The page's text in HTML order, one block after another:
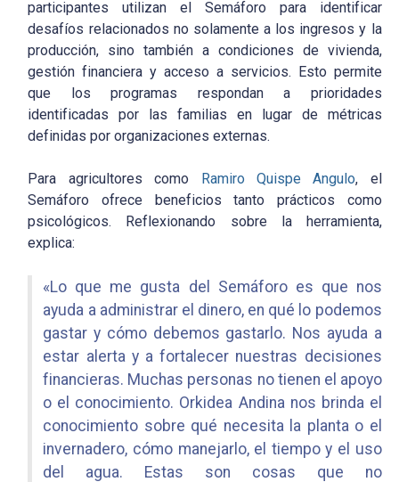
participantes utilizan el Semáforo para identificar
desafíos relacionados no solamente a los ingresos y la
producción, sino también a condiciones de vivienda,
gestión financiera y acceso a servicios. Esto permite
que los programas respondan a prioridades
identificadas por las familias en lugar de métricas
definidas por organizaciones externas.
Para agricultores como Ramiro Quispe Angulo, el
Semáforo ofrece beneficios tanto prácticos como
psicológicos. Reflexionando sobre la herramienta,
explica:
«Lo que me gusta del Semáforo es que nos
ayuda a administrar el dinero, en qué lo podemos
gastar y cómo debemos gastarlo. Nos ayuda a
estar alerta y a fortalecer nuestras decisiones
financieras. Muchas personas no tienen el apoyo
o el conocimiento. Orkidea Andina nos brinda el
conocimiento sobre qué necesita la planta o el
invernadero, cómo manejarlo, el tiempo y el uso
del agua. Estas son cosas que no